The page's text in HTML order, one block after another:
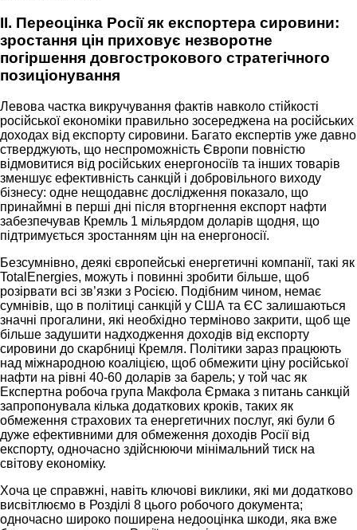
II. Переоцінка Росії як експортера сировини:
зростання цін приховує незворотне
погіршення довгострокового стратегічного
позиціонування
Левова частка викручування фактів навколо стійкості
російської економіки правильно зосереджена на російських
доходах від експорту сировини. Багато експертів уже давно
стверджують, що неспроможність Європи повністю
відмовитися від російських енергоносіїв та інших товарів
зменшує ефективність санкцій і добровільного виходу
бізнесу: одне нещодавнє дослідження показало, що
принаймні в перші дні після вторгнення експорт нафти
забезпечував Кремль 1 мільярдом доларів щодня, що
підтримується зростанням цін на енергоносії.
Безсумнівно, деякі європейські енергетичні компанії, такі як
TotalEnergies, можуть і повинні зробити більше, щоб
розірвати всі зв’язки з Росією. Подібним чином, немає
сумнівів, що в політиці санкцій у США та ЄС залишаються
значні прогалини, які необхідно терміново закрити, щоб ще
більше задушити надходження доходів від експорту
сировини до скарбниці Кремля. Політики зараз працюють
над міжнародною коаліцією, щоб обмежити ціну російської
нафти на рівні 40-60 доларів за барель; у той час як
Експертна робоча група Макфола Єрмака з питань санкцій
запропонувала кілька додаткових кроків, таких як
обмеження страхових та енергетичних послуг, які були б
дуже ефективними для обмеження доходів Росії від
експорту, одночасно здійснюючи мінімальний тиск на
світову економіку.
Хоча це справжні, навіть ключові виклики, які ми додатково
висвітлюємо в Розділі 8 цього робочого документа;
одночасно широко поширена недооцінка шкоди, яка вже